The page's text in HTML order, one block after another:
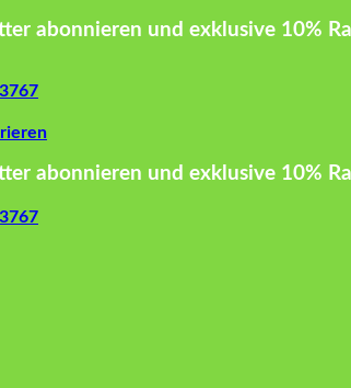
abonnieren und exklusive 10%
abonnieren und exklusive 10%